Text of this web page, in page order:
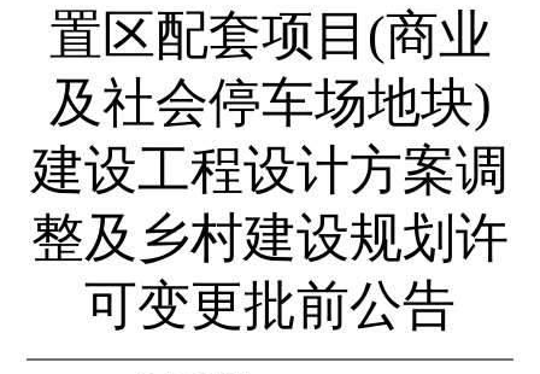
置区配套项目(商业
及社会停车场地块)
建设工程设计方案调
整及乡村建设规划许
可变更批前公告